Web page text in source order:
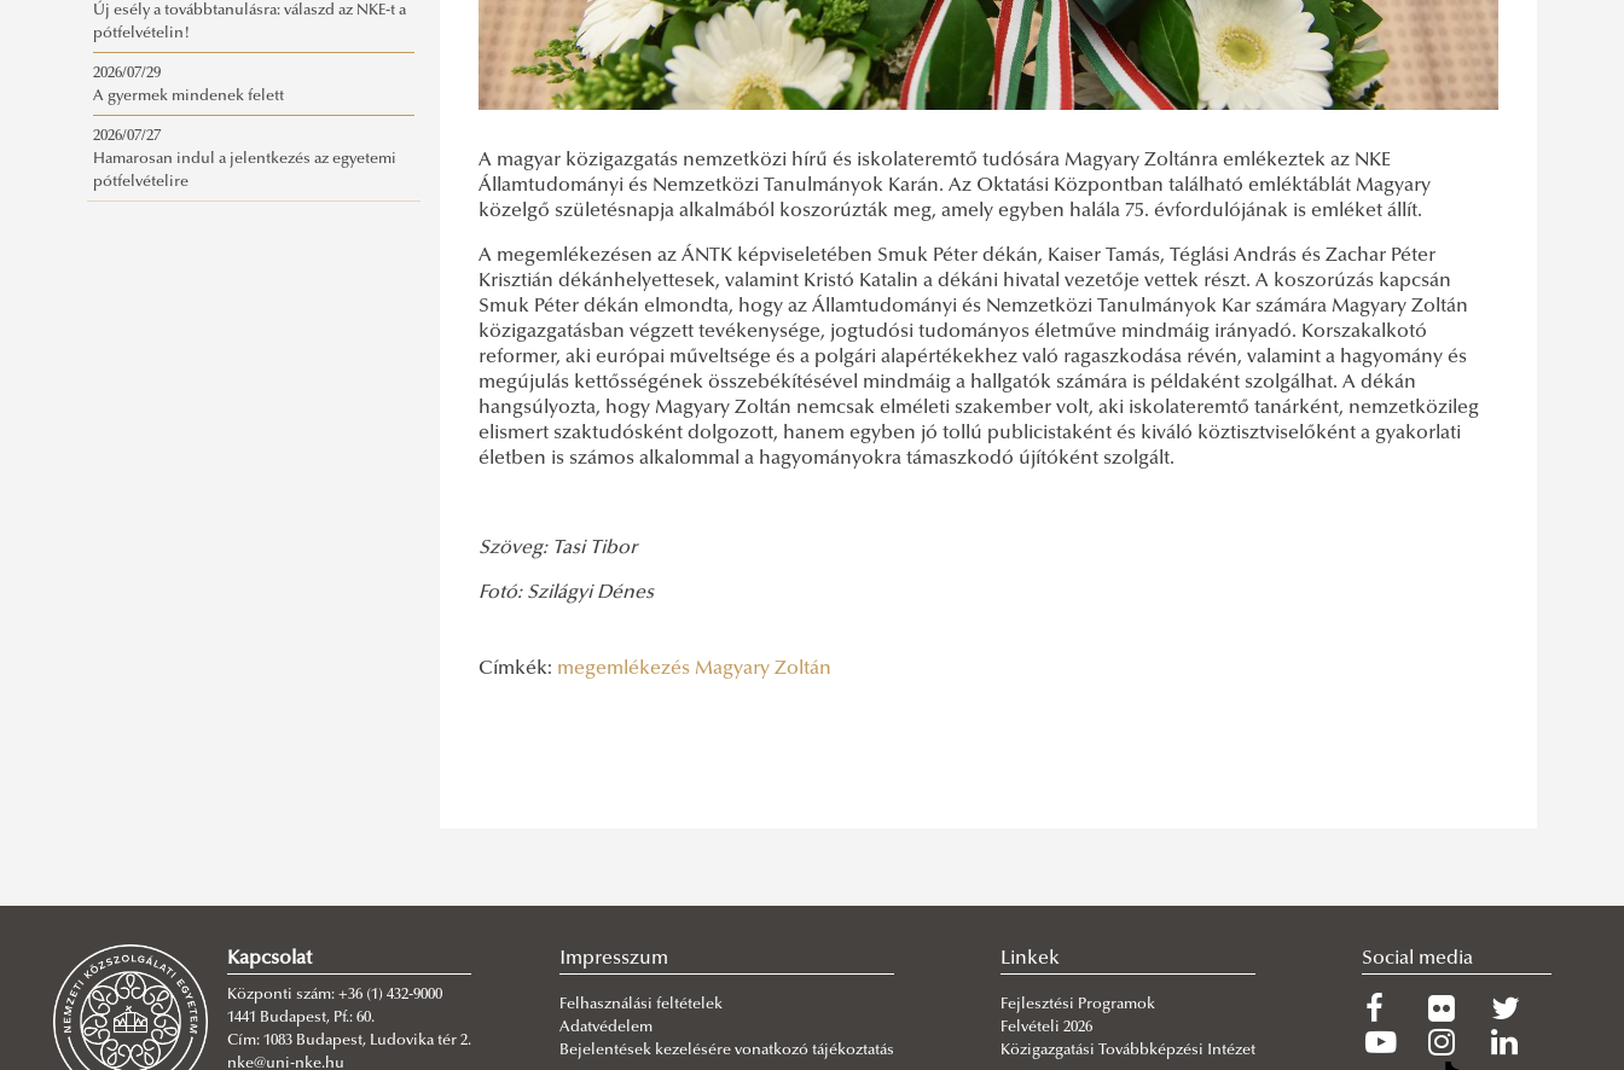
Új esély a továbbtanulásra: válaszd az NKE-t a
pótfelvételin!
2026/07/29
A gyermek mindenek felett
2026/07/27
Hamarosan indul a jelentkezés az egyetemi
pótfelvételire
A magyar közigazgatás nemzetközi hírű és iskolateremtő tudósára Magyary Zoltánra emlékeztek az NKE
Államtudományi és Nemzetközi Tanulmányok Karán. Az Oktatási Központban található emléktáblát Magyary
közelgő születésnapja alkalmából koszorúzták meg, amely egyben halála 75. évfordulójának is emléket állít.
A megemlékezésen az ÁNTK képviseletében Smuk Péter dékán, Kaiser Tamás, Téglási András és Zachar Péter
Krisztián dékánhelyettesek, valamint Kristó Katalin a dékáni hivatal vezetője vettek részt. A koszorúzás kapcsán
Smuk Péter dékán elmondta, hogy az Államtudományi és Nemzetközi Tanulmányok Kar számára Magyary Zoltán
közigazgatásban végzett tevékenysége, jogtudósi tudományos életműve mindmáig irányadó. Korszakalkotó
reformer, aki európai műveltsége és a polgári alapértékekhez való ragaszkodása révén, valamint a hagyomány és
megújulás kettősségének összebékítésével mindmáig a hallgatók számára is példaként szolgálhat. A dékán
hangsúlyozta, hogy Magyary Zoltán nemcsak elméleti szakember volt, aki iskolateremtő tanárként, nemzetközileg
elismert szaktudósként dolgozott, hanem egyben jó tollú publicistaként és kiváló köztisztviselőként a gyakorlati
életben is számos alkalommal a hagyományokra támaszkodó újítóként szolgált.
Szöveg: Tasi Tibor
Fotó: Szilágyi Dénes
Címkék: megemlékezés Magyary Zoltán
Kapcsolat
Központi szám: +36 (1) 432-9000
1441 Budapest, Pf.: 60.
Cím: 1083 Budapest, Ludovika tér 2.
nke@uni-nke.hu
Impresszum
Felhasználási feltételek
Adatvédelem
Bejelentések kezelésére vonatkozó tájékoztatás
Linkek
Fejlesztési Programok
Felvételi 2026
Közigazgatási Továbbképzési Intézet
Social media